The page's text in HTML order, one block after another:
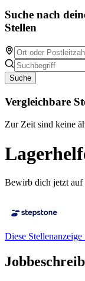
Suche nach
Stellen
Suche
Vergleichbare
Zur Zeit sind keine
Bewirb dich jetzt auf
Diese